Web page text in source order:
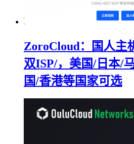
ZoroCloud：国人主
双ISP/，美国/日本/
国/香港等国家可选